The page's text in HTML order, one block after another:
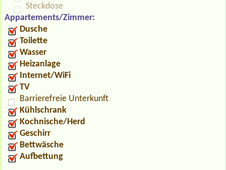
Steckdose
Appartements/Zimmer:
Dusche
Toilette
Wasser
Heizanlage
Internet/WiFi
TV
Barrierefreie Unterkunft
Kühlschrank
Kochnische/Herd
Geschirr
Bettwäsche
Aufbettung